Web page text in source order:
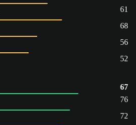
61
68
56
52
67
76
72